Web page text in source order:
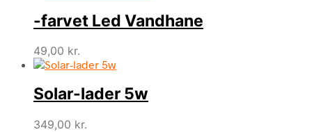
-farvet Led Vandhane
49,00 kr.
Solar-lader 5w
349,00 kr.